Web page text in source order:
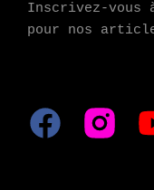
Inscrivez-vous
pour nos